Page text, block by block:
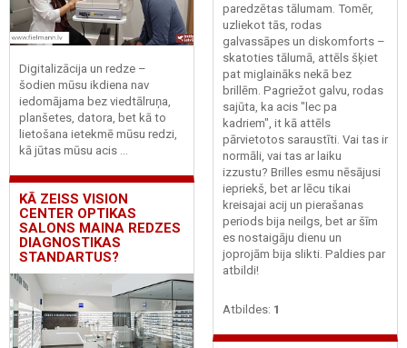
Digitalizācija un redze –
šodien mūsu ikdiena nav
iedomājama bez viedtālruņa,
planšetes, datora, bet kā to
lietošana ietekmē mūsu redzi,
kā jūtas mūsu acis ...
KĀ ZEISS VISION
CENTER OPTIKAS
SALONS MAINA REDZES
DIAGNOSTIKAS
STANDARTUS?
paredzētas tālumam. Tomēr,
uzliekot tās, rodas
galvassāpes un diskomforts –
skatoties tālumā, attēls šķiet
pat miglaināks nekā bez
brillēm. Pagriežot galvu, rodas
sajūta, ka acis "lec pa
kadriem", it kā attēls
pārvietotos saraustīti. Vai tas ir
normāli, vai tas ar laiku
izzustu? Brilles esmu nēsājusi
iepriekš, bet ar lēcu tikai
kreisajai acij un pierašanas
periods bija neilgs, bet ar šīm
es nostaigāju dienu un
joprojām bija slikti. Paldies par
atbildi!
Atbildes: 1